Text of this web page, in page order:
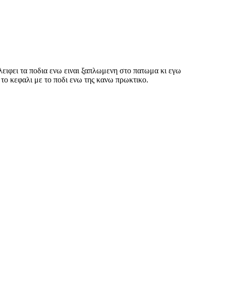
τα ποδια ενω ειναι ξαπλωμενη στο πατωμα κι εγω
κεφαλι με το ποδι ενω της κανω πρωκτικο.